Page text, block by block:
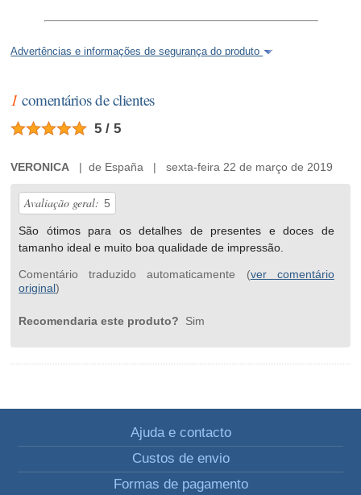
Advertências e informações de segurança do produto
1 comentários de clientes
5 / 5
VERONICA | de España | sexta-feira 22 de março de 2019
Avaliação geral: 5
São ótimos para os detalhes de presentes e doces de
tamanho ideal e muito boa qualidade de impressão.
Comentário traduzido automaticamente (ver comentário
original)
Recomendaria este produto? Sim
Ajuda e contacto
Custos de envio
Formas de pagamento